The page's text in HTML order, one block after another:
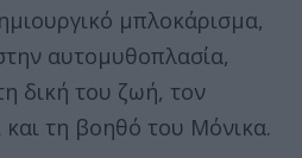
μπλοκάρισμα,
αυτομυθοπλασία,
δική του ζωή, τον
τη βοηθό του Μόνικα.